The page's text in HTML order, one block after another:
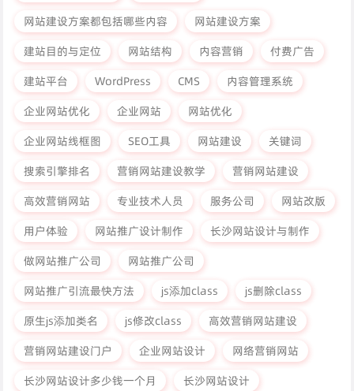
网站建设方案都包括哪些内容
网站建设方案
建站目的与定位
网站结构 内容营销
付费广告
建站平台
WordPress CMS
内容管理系统
企业网站优化
企业网站
网站优化
企业网站线框图
SEO工具 网站建设
关键词
搜索引擎排名
营销网站建设教学
营销网站建设
高效营销网站
专业技术人员 服务公司
网站改版
用户体验
网站推广设计制作
长沙网站设计与制作
做网站推广公司
网站推广公司
网站推广引流最快方法
js添加class
js删除class
原生js添加类名
js修改class
高效营销网站建设
营销网站建设门户
企业网站设计
网络营销网站
长沙网站设计多少钱一个月
长沙网站设计